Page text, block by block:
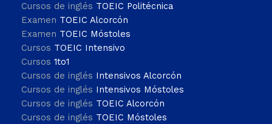
Cursos de inglés TOEIC Politécnica
Examen TOEIC Alcorcón
Examen TOEIC Móstoles
Cursos TOEIC Intensivo
Cursos 1to1
Cursos de inglés Intensivos Alcorcón
Cursos de inglés Intensivos Móstoles
Cursos de inglés TOEIC Alcorcón
Cursos de inglés TOEIC Móstoles